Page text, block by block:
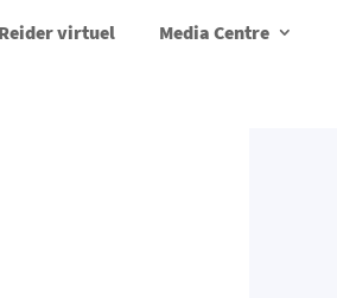
Reider virtuel Media Centre